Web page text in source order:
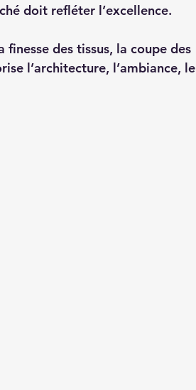
doit refléter l’excellence.
des tissus, la coupe des
l’architecture, l’ambiance, le